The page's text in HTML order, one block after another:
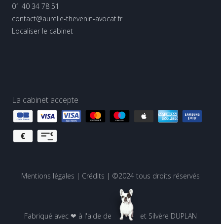
01 40 34 78 51
contact@aurelie-thevenin-avocat.fr
Localiser le cabinet
La cabinet accepte
Mentions légales | Crédits | ©2024 tous droits réservés
Fabriqué avec ❤ à l'aide de et Silvère DUPLAN